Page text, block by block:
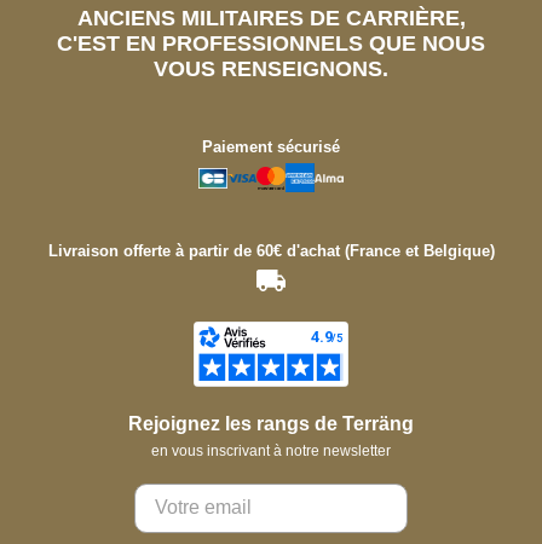
ANCIENS MILITAIRES DE CARRIÈRE,
C'EST EN PROFESSIONNELS QUE NOUS
VOUS RENSEIGNONS.
Paiement sécurisé
Livraison offerte à partir de 60€ d'achat (France et Belgique)
Rejoignez les rangs de Terräng
en vous inscrivant à notre newsletter